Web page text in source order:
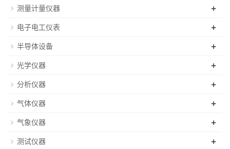
测量计量仪器 +
电子电工仪表 +
半导体设备 +
光学仪器 +
分析仪器 +
气体仪器 +
气象仪器 +
测试仪器 +